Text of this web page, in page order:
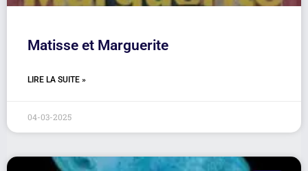
Matisse et Marguerite
LIRE LA SUITE »
04-03-2025